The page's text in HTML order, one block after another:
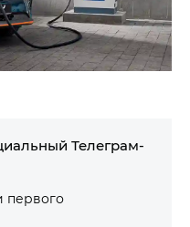
Телеграм-
первого